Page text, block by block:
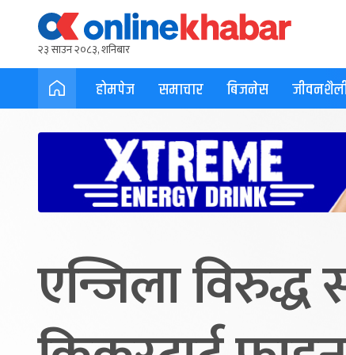
२३ साउन २०८३, शनिबार
होमपेज समाचार बिजनेस
एन्जिला